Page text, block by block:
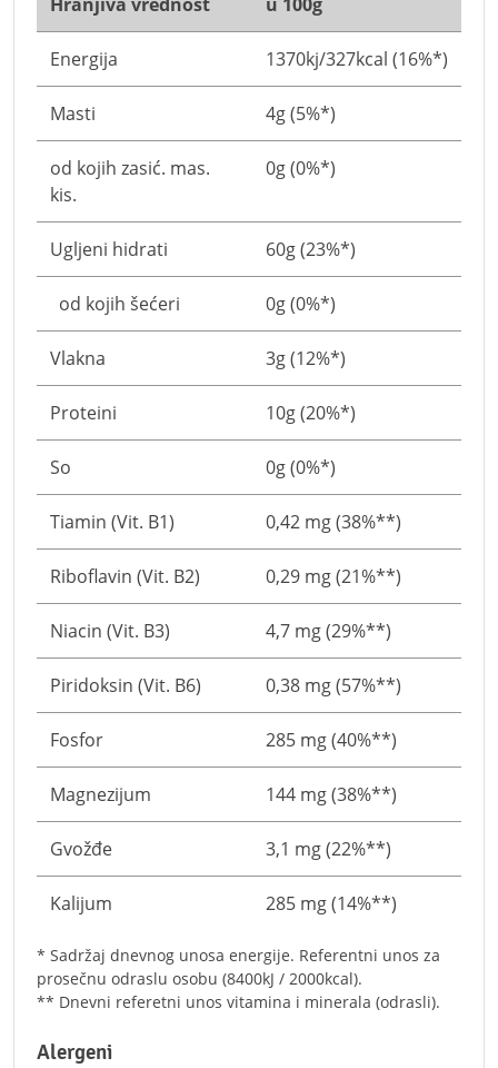
Energija 1370kj/327kcal (16%*)
Masti 4g (5%*)
od kojih zasić. mas.
kis.
0g (0%*)
Ugljeni hidrati 60g (23%*)
od kojih šećeri 0g (0%*)
Vlakna 3g (12%*)
Proteini 10g (20%*)
So 0g (0%*)
Tiamin (Vit. B1) 0,42 mg (38%**)
Riboflavin (Vit. B2) 0,29 mg (21%**)
Niacin (Vit. B3) 4,7 mg (29%**)
Piridoksin (Vit. B6) 0,38 mg (57%**)
Fosfor 285 mg (40%**)
Magnezijum 144 mg (38%**)
Gvožđe 3,1 mg (22%**)
Kalijum 285 mg (14%**)
* Sadržaj dnevnog unosa energije. Referentni unos za
prosečnu odraslu osobu (8400kJ / 2000kcal).
** Dnevni referetni unos vitamina i minerala (odrasli).
Alergeni